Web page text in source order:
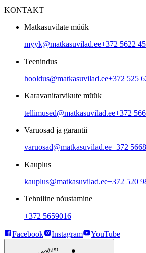
KONTAKT
Matkasuvilate müük
myyk@matkasuvilad.ee+372 5622
Teenindus
hooldus@matkasuvilad.ee+372 525
Karavanitarvikute müük
tellimused@matkasuvilad.ee+372
Varuosad ja garantii
varuosad@matkasuvilad.ee+372
Kauplus
kauplus@matkasuvilad.ee+372 520
Tehniline nõustamine
+372 5659016
Facebook Instagram YouTube